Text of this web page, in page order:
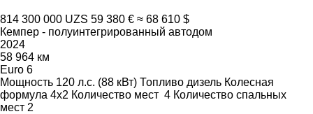
814 300 000 UZS 59 380 € ≈ 68 610 $
Кемпер - полуинтегрированный автодом
2024
58 964 км
Euro 6
Мощность 120 л.с. (88 кВт) Топливо дизель Колесная
формула 4x2 Количество мест 4 Количество спальных
мест 2